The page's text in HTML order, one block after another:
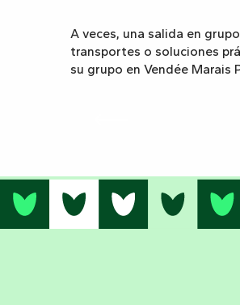
A veces, una salida en
transportes o soluciones
su grupo en Vendée Marais